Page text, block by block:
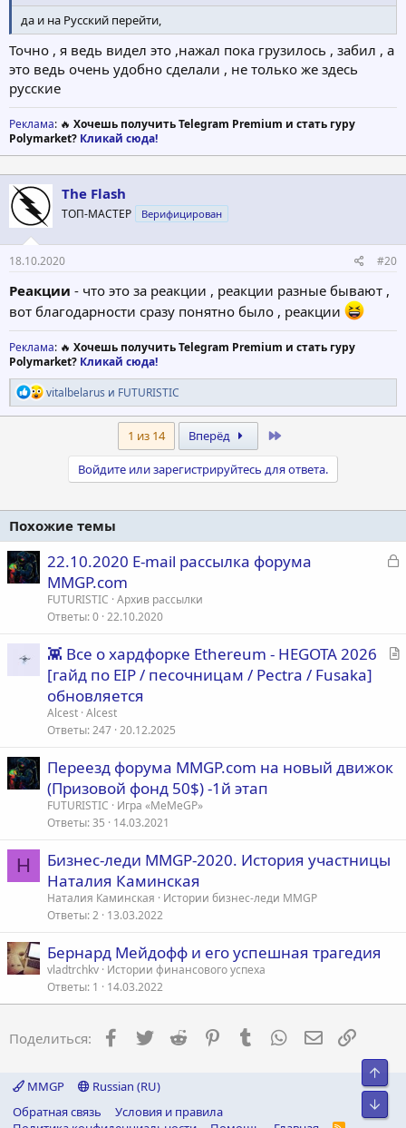
да и на Русский перейти,
Точно , я ведь видел это ,нажал пока грузилось , забил , а
это ведь очень удобно сделали , не только же здесь
русские
Реклама: 🔥 Хочешь получить Telegram Premium и стать гуру
Polymarket? Кликай сюда!
The Flash
ТОП-МАСТЕР Верифицирован
18.10.2020 #20
Реакции - что это за реакции , реакции разные бывают ,
вот благодарности сразу понятно было , реакции
Реклама: 🔥 Хочешь получить Telegram Premium и стать гуру
Polymarket? Кликай сюда!
Р
е
а
vitalbelarus и FUTURISTIC
1 из 14 Вперёд
Войдите или зарегистрируйтесь для ответа.
Похожие темы
З
т
22.10.2020 E-mail рассылка форума
MMGP.com
FUTURISTIC Архив рассылки
Ответы 0 22.10.2020
С
👾 Все о хардфорке Ethereum - HEGOTA 2026
[гайд по EIP / песочницам / Pectra / Fusaka]
обновляется
Alcest Alcest
Ответы 247 20.12.2025
Переезд форума MMGP.com на новый движок
(Призовой фонд 50$) -1й этап
FUTURISTIC
Игра «MeMeGP»
Ответы 35 14.03.2021
Н
Бизнес-леди MMGP-2020. История участницы
Наталия Каминская
Наталия Каминская
Истории бизнес-леди MMGP
Ответы 2 13.03.2022
Бернард Мейдофф и его успешная трагедия
vladtrchkv Истории финансового успеха
Ответы 1 14.03.2022
Поделиться: Facebook
Twitter Reddit PinterestTumblr WhatsApp
MMGP
Russian (RU)
Обратная связь
Условия и правила